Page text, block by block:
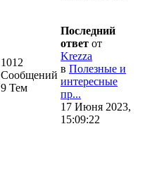
1012
Сообщений
9 Тем
Последний
ответ от
Krezza
в Полезные и
интересные
пр...
17 Июня 2023,
15:09:22